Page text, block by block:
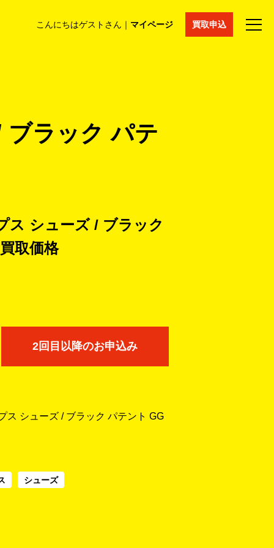
こんにちはゲストさん｜ マイページ 買取申込
コラム マイページ 採用情報 通販サイト
ラック パテ
ス シューズ / ブラック
取価格
2回目以降のお申込み
ス シューズ / ブラック パテント GG
シューズ